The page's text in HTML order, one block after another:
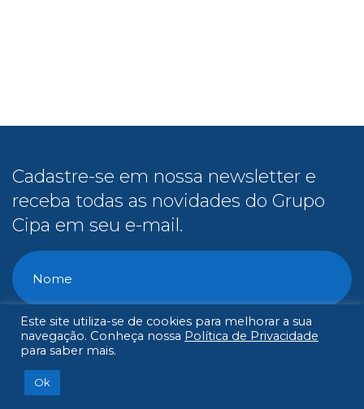
Cadastre-se em nossa newsletter e
receba todas as novidades do Grupo
Cipa em seu e-mail.
Este site utiliza-se de cookies para melhorar a sua
navegação. Conheça nossa Política de Privacidade
para saber mais.
Ok